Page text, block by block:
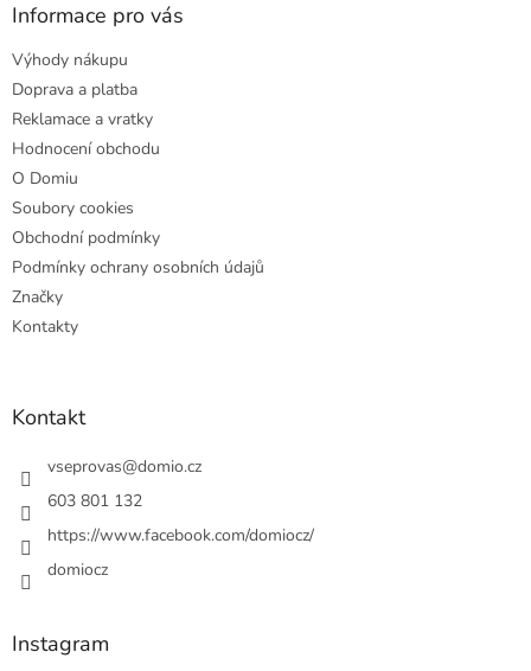
Informace pro vás
Výhody nákupu
Doprava a platba
Reklamace a vratky
Hodnocení obchodu
O Domiu
Soubory cookies
Obchodní podmínky
Podmínky ochrany osobních údajů
Značky
Kontakty
Kontakt
vseprovas@domio.cz
603 801 132
https://www.facebook.com/domiocz/
domiocz
Instagram